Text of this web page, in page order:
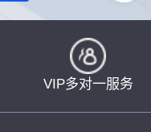
VIP多对一服务